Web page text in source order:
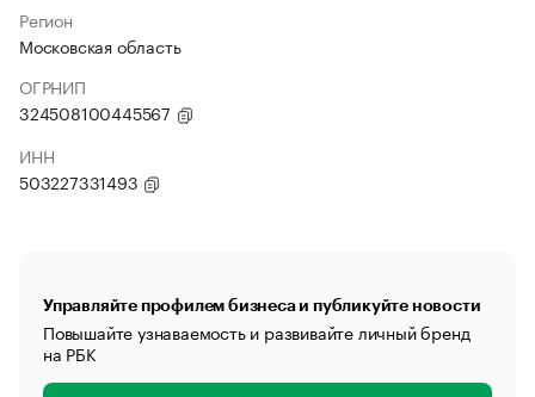
Регион
Московская область
ОГРНИП
324508100445567
ИНН
503227331493
Управляйте профилем бизнеса и публикуйте новости
Повышайте узнаваемость и развивайте личный бренд
на РБК